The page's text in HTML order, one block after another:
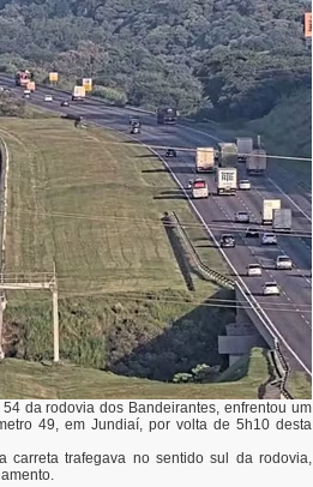
da rodovia dos Bandeirantes, enfrentou um
49, em Jundiaí, por volta de 5h10 desta
carreta trafegava no sentido sul da rodovia,